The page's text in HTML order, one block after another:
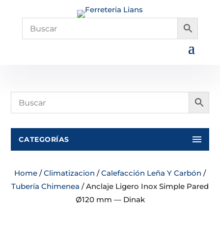
CATEGORÍAS
Home /Climatizacion /Calefacción Leña Y Carbón /
Tubería Chimenea / Anclaje Ligero Inox Simple Pared
Ø120 mm — Dinak